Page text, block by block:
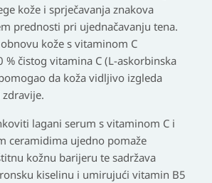
kože i sprječavanja znakova
prednosti pri ujednačavanju tena.
kože s vitaminom C
čistog vitamina C (L-askorbinska
da koža vidljivo izgleda
lagani serum s vitaminom C i
ceramidima ujedno pomaže
kožnu barijeru te sadržava
kiselinu i umirujući vitamin B5